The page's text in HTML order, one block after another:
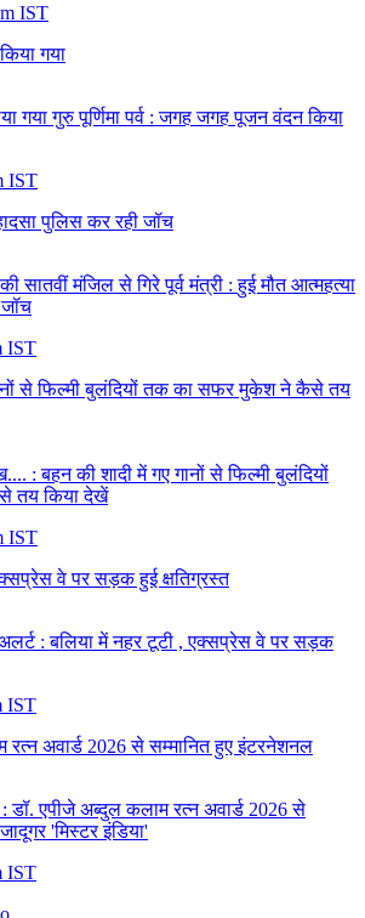
IST
गया गुरु पूर्णिमा पर्व : जगह जगह पूजन वंदन किया
IST
सातवीं मंजिल से गिरे पूर्व मंत्री : हुई मौत आत्महत्या
जॉच
IST
: बहन की शादी में गए गानों से फिल्मी बुलंदियों
तय किया देखें
IST
: बलिया में नहर टूटी , एक्सप्रेस वे पर सड़क
IST
डॉ. एपीजे अब्दुल कलाम रत्न अवार्ड 2026 से
'मिस्टर इंडिया'
IST